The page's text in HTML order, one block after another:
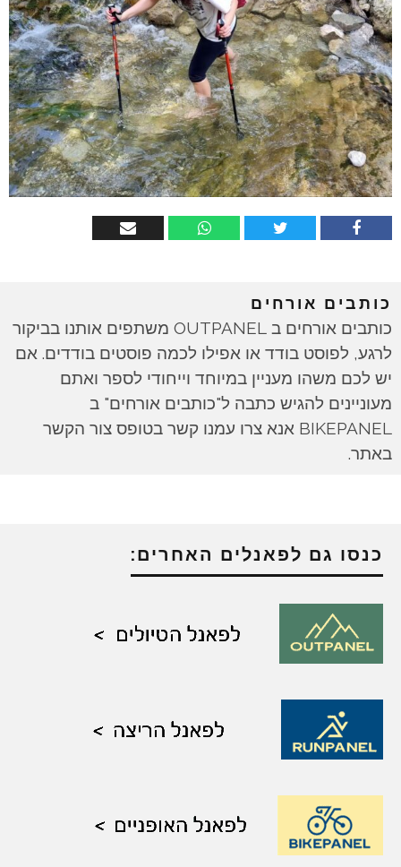
כותבים אורחים
כותבים אורחים ב OUTPANEL משתפים אותנו בביקור
לרגע, לפוסט בודד או אפילו לכמה פוסטים בודדים. אם
יש לכם משהו מעניין במיוחד וייחודי לספר ואתם
מעוניינים להגיש כתבה ל"כותבים אורחים" ב
BIKEPANEL אנא צרו עמנו קשר בטופס צור הקשר
באתר.
כנסו גם לפאנלים האחרים: